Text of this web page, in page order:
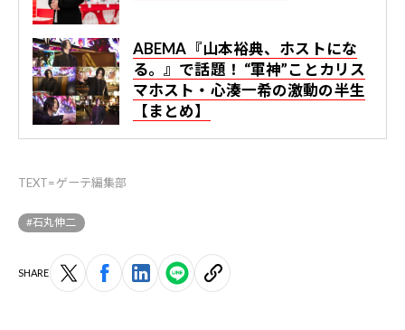
ABEMA『山本裕典、ホストにな
る。』で話題！ “軍神”ことカリス
マホスト・心湊一希の激動の半生
【まとめ】
TEXT=ゲーテ編集部
#石丸伸二
SHARE